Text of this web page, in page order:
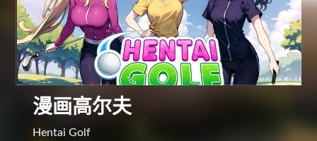
漫画高尔夫
Hentai Golf